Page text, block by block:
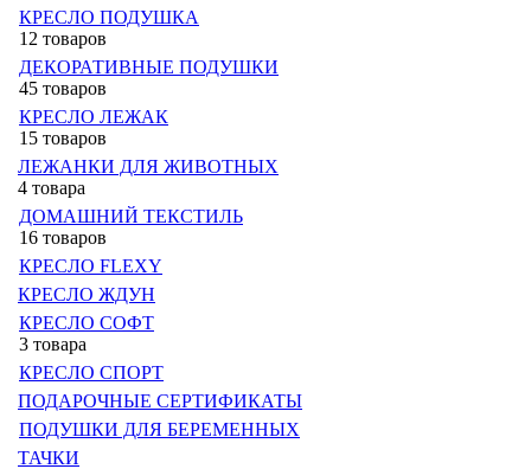
КРЕСЛО ПОДУШКА
12 товаров
ДЕКОРАТИВНЫЕ ПОДУШКИ
45 товаров
КРЕСЛО ЛЕЖАК
15 товаров
ЛЕЖАНКИ ДЛЯ ЖИВОТНЫХ
4 товара
ДОМАШНИЙ ТЕКСТИЛЬ
16 товаров
КРЕСЛО FLEXY
КРЕСЛО ЖДУН
КРЕСЛО СОФТ
3 товара
КРЕСЛО СПОРТ
ПОДАРОЧНЫЕ СЕРТИФИКАТЫ
ПОДУШКИ ДЛЯ БЕРЕМЕННЫХ
ТАЧКИ